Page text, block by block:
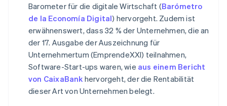
Barometer für die digitale Wirtschaft (Barómetro
de la Economía Digital) hervorgeht. Zudem ist
erwähnenswert, dass 32 % der Unternehmen, die an
der 17. Ausgabe der Auszeichnung für
Unternehmertum (EmprendeXXI) teilnahmen,
Software-Start-ups waren, wie aus einem Bericht
von CaixaBank hervorgeht, der die Rentabilität
dieser Art von Unternehmen belegt.